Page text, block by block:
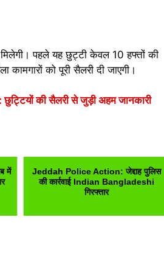
पहले यह छुट्टी केवल 10 हफ्तों की
को पूरी सैलरी दी जाएगी।
की सैलरी से जुड़ी अहम जानकारी
में
Jeddah Police Action: जेद्दाह पुलिस
की कार्रवाई Indian Bangladeshi
गिरफ्तार